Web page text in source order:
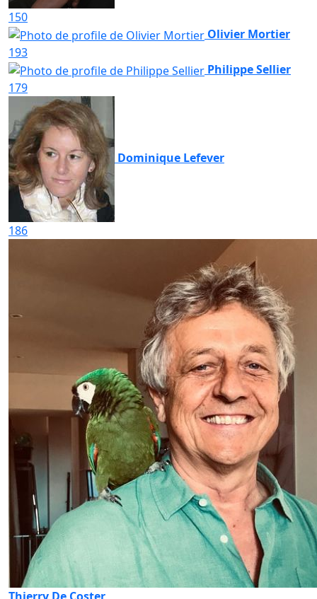
150
Olivier Mortier
193
Philippe Sellier
179
Dominique Lefever
186